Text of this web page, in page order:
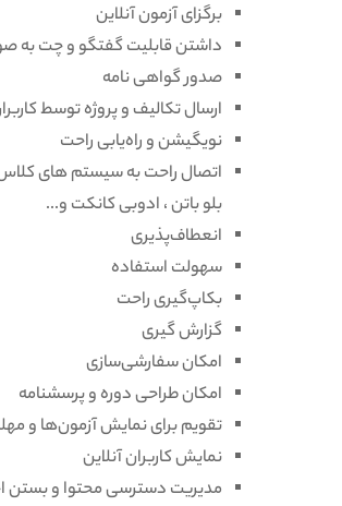
برگزای آزمون آنلاین
داشتن قابلیت گفتگو و چت به
صدور گواهی نامه
ارسال تکالیف و پروژه توسط
نویگیشن و راه‌یابی راحت
اتصال راحت به سیستم های
بلو باتن ، ادوبی کانکت و...
انعطاف‌پذیری
سهولت استفاده
بکاپ‌گیری راحت
گزارش گیری
امکان سفارشی‌سازی
امکان طراحی دوره و پرسشنامه
تقویم برای نمایش آزمون‌ها و
نمایش کاربران آنلاین
مدیریت دسترسی محتوا و بستن